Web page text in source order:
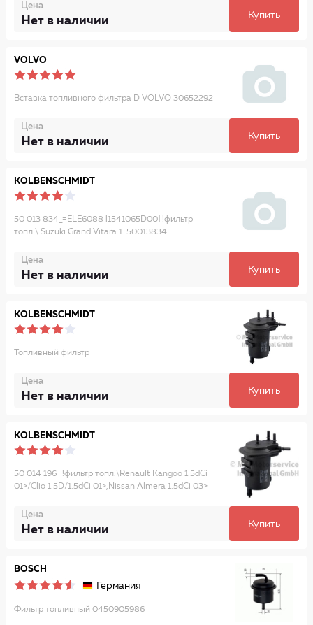
Цена
Нет в наличии Купить
VOLVO
Вставка топливного фильтра D VOLVO 30652292
Цена
Нет в наличии Купить
KOLBENSCHMIDT
50 013 834_=ELE6088 [1541065D00] !фильтр
топл.\ Suzuki Grand Vitara 1. 50013834
Цена
Нет в наличии Купить
KOLBENSCHMIDT
Топливный фильтр
Цена
Нет в наличии Купить
KOLBENSCHMIDT
50 014 196_ !фильтр топл.\Renault Kangoo 1.5dCi
01>/Clio 1.5D/1.5dCi 01>,Nissan Almera 1.5dCi 03>
Цена
Нет в наличии Купить
BOSCH
Германия
Фильтр топливный 0450905986